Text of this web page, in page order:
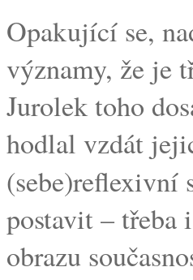
Opakující se,
významy, že je
Jurolek toho
hodlal vzdát
postavit – třeba
obrazu